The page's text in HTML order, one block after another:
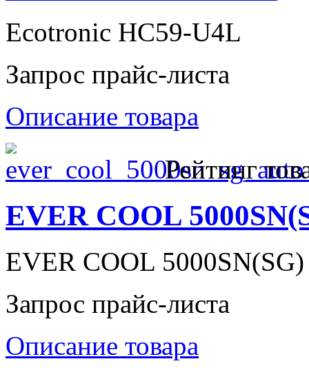
Ecotronic НС59-U4L
Запрос прайс-листа
Описание товара
Рейтинг
EVER COOL
EVER COOL 5000SN(SG)
Запрос прайс-листа
Описание товара